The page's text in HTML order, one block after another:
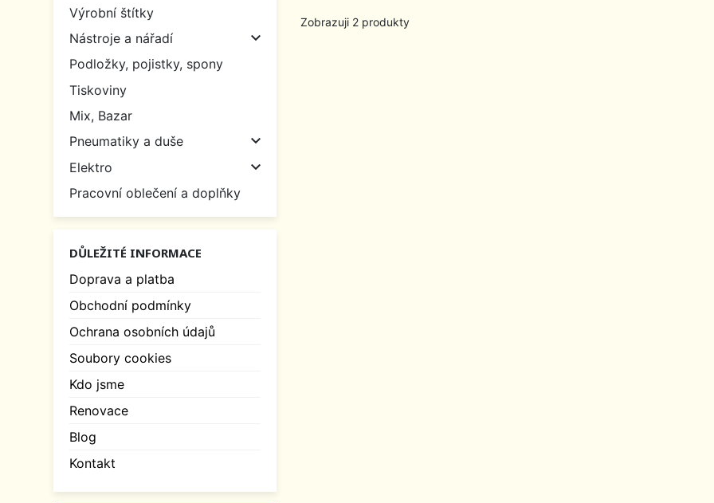
Výrobní štítky
Nástroje a nářadí

Podložky, pojistky, spony
Tiskoviny
Mix, Bazar
Pneumatiky a duše

Elektro 
Pracovní oblečení a doplňky
DŮLEŽITÉ INFORMACE
Doprava a platba
Obchodní podmínky
Ochrana osobních údajů
Soubory cookies
Kdo jsme
Renovace
Blog
Kontakt
Zobrazuji 2 produkty